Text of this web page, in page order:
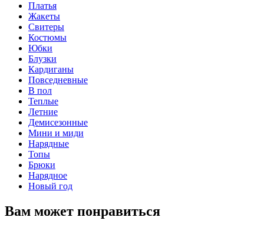
Платья
Жакеты
Свитеры
Костюмы
Юбки
Блузки
Кардиганы
Повседневные
В пол
Теплые
Летние
Демисезонные
Мини и миди
Нарядные
Топы
Брюки
Нарядное
Новый год
Вам может понравиться